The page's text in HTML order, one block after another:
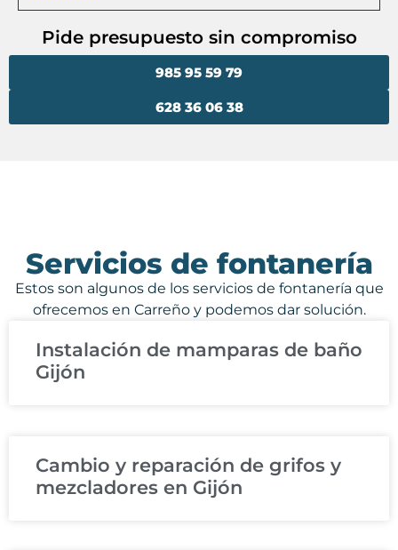
Pide presupuesto sin compromiso
628 36 06 38
985 95 59 79
Servicios de fontanería
Estos son algunos de los servicios de fontanería que
ofrecemos en Carreño y podemos dar solución.
Instalación de mamparas de baño
Gijón
Cambio y reparación de grifos y
mezcladores en Gijón